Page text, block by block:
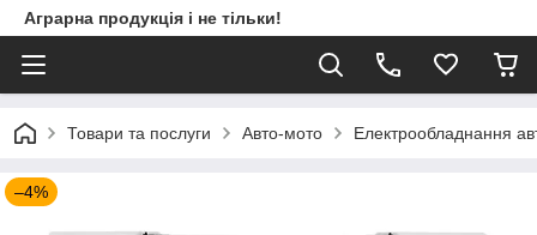
Аграрна продукція і не тільки!
Товари та послуги Авто-мото Електрообладнання
–4%